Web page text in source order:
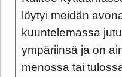
löytyi meidän
kuuntelemassa
ympäriinsä ja on
menossa tai